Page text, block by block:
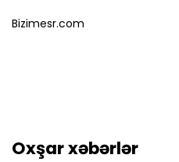
Bizimesr.com
Oxşar xəbərlər